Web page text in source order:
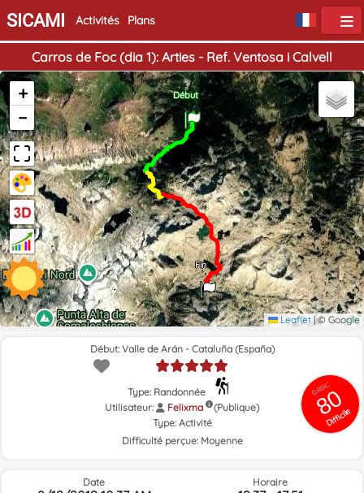
SICAMI Activités Plans
Carros de Foc (dia 1): Arties - Ref. Ventosa i Calvell
Début
Fin
+
−
Leaflet |© Google
GRSIC
80
Difficile
Début: Valle de Arán - Cataluña (España)
Type: Randonnée
Utilisateur:
Felixma
(Publique)
Type: Activité
Difficulté perçue: Moyenne
Date Horaire